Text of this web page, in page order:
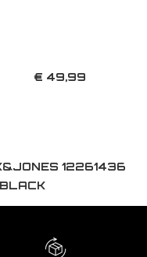
€ 49,99
12261436